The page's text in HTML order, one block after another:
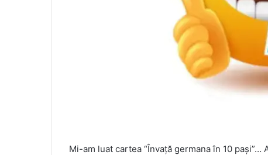
Mi-am luat cartea “Învață germana în 10